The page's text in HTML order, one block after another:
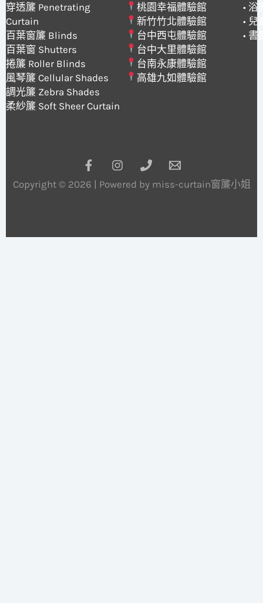
穿透簾 Penetrating
Curtain
百葉窗簾 Blinds
百葉窗 Shutters
捲簾 Roller Blinds
風琴簾 Cellular Shades
調光簾 Zebra Shades
柔紗簾 Soft Sheer Curtain
桃園幸福體驗館
新竹竹北體驗館
台中西屯體驗館
台中大里體驗館
台南永康體驗館
高雄九如體驗館
• 浴
• 兒
•
Copyright © 2026 | Powered by miss-curtain窗簾小姐